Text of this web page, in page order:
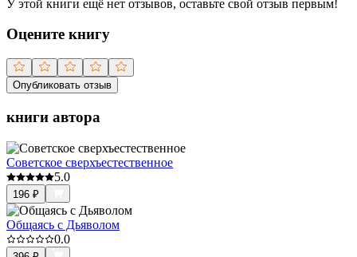
У этой книги ещё нет отзывов, оставьте свой отзыв первым!
Оцените книгу
Опубликовать отзыв
книги автора
Советское сверхъестественное
5.0
196 ₽
Общаясь с Дьяволом
0.0